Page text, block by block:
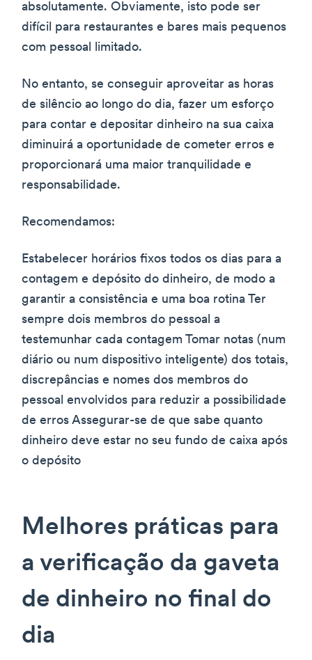
absolutamente. Obviamente, isto pode ser
difícil para restaurantes e bares mais pequenos
com pessoal limitado.
No entanto, se conseguir aproveitar as horas
de silêncio ao longo do dia, fazer um esforço
para contar e depositar dinheiro na sua caixa
diminuirá a oportunidade de cometer erros e
proporcionará uma maior tranquilidade e
responsabilidade.
Recomendamos:
Estabelecer horários fixos todos os dias para a
contagem e depósito do dinheiro, de modo a
garantir a consistência e uma boa rotina Ter
sempre dois membros do pessoal a
testemunhar cada contagem Tomar notas (num
diário ou num dispositivo inteligente) dos totais,
discrepâncias e nomes dos membros do
pessoal envolvidos para reduzir a possibilidade
de erros Assegurar-se de que sabe quanto
dinheiro deve estar no seu fundo de caixa após
o depósito
Melhores práticas para
a verificação da gaveta
de dinheiro no final do
dia